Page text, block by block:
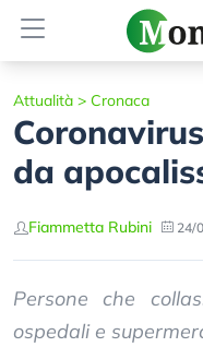
Attualità > Cronaca
da
Fiammetta Rubini 24/
Persone che
ospedali e